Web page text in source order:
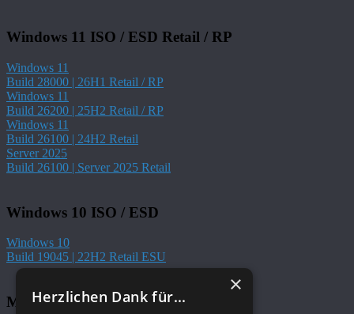
Windows 11 ISO / ESD Retail / RP
Windows 11
Build 28000 | 26H1 Retail / RP
Windows 11
Build 26200 | 25H2 Retail / RP
Windows 11
Build 26100 | 24H2 Retail
Server 2025
Build 26100 | Server 2025 Retail
Windows 10 ISO / ESD
Windows 10
Build 19045 | 22H2 Retail ESU
Microsoft 365
×
Herzlichen Dank für...